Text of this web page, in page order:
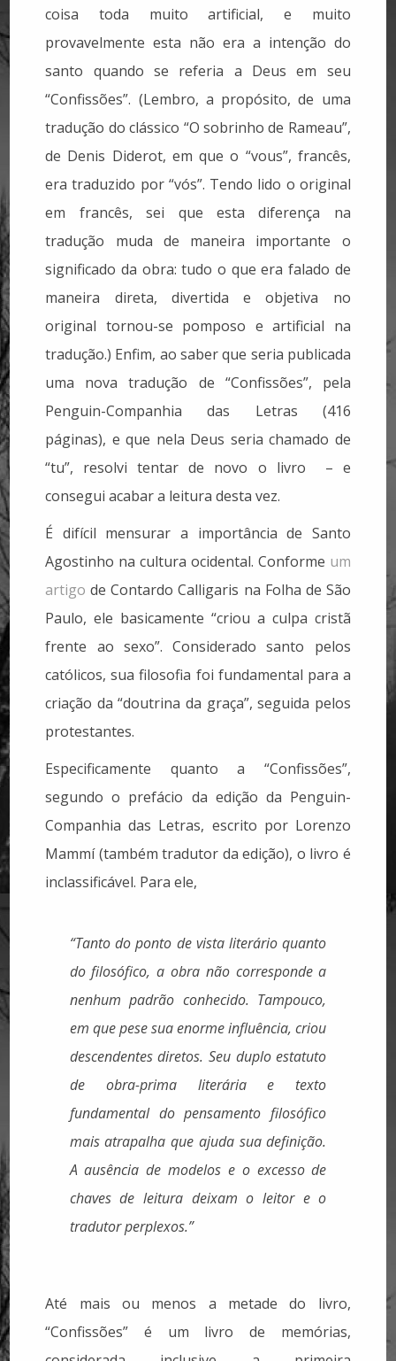
coisa toda muito artificial, e muito
provavelmente esta não era a intenção do
santo quando se referia a Deus em seu
“Confissões”. (Lembro, a propósito, de uma
tradução do clássico “O sobrinho de Rameau”,
de Denis Diderot, em que o “vous”, francês,
era traduzido por “vós”. Tendo lido o original
em francês, sei que esta diferença na
tradução muda de maneira importante o
significado da obra: tudo o que era falado de
maneira direta, divertida e objetiva no
original tornou-se pomposo e artificial na
tradução.) Enfim, ao saber que seria publicada
uma nova tradução de “Confissões”, pela
Penguin-Companhia das Letras (416
páginas), e que nela Deus seria chamado de
“tu”, resolvi tentar de novo o livro – e
consegui acabar a leitura desta vez.
É difícil mensurar a importância de Santo
Agostinho na cultura ocidental. Conforme um
artigo de Contardo Calligaris na Folha de São
Paulo, ele basicamente “criou a culpa cristã
frente ao sexo”. Considerado santo pelos
católicos, sua filosofia foi fundamental para a
criação da “doutrina da graça”, seguida pelos
protestantes.
Especificamente quanto a “Confissões”,
segundo o prefácio da edição da Penguin-
Companhia das Letras, escrito por Lorenzo
Mammí (também tradutor da edição), o livro é
inclassificável. Para ele,
“Tanto do ponto de vista literário quanto
do filosófico, a obra não corresponde a
nenhum padrão conhecido. Tampouco,
em que pese sua enorme influência, criou
descendentes diretos. Seu duplo estatuto
de obra-prima literária e texto
fundamental do pensamento filosófico
mais atrapalha que ajuda sua definição.
A ausência de modelos e o excesso de
chaves de leitura deixam o leitor e o
tradutor perplexos.”
Até mais ou menos a metade do livro,
“Confissões” é um livro de memórias,